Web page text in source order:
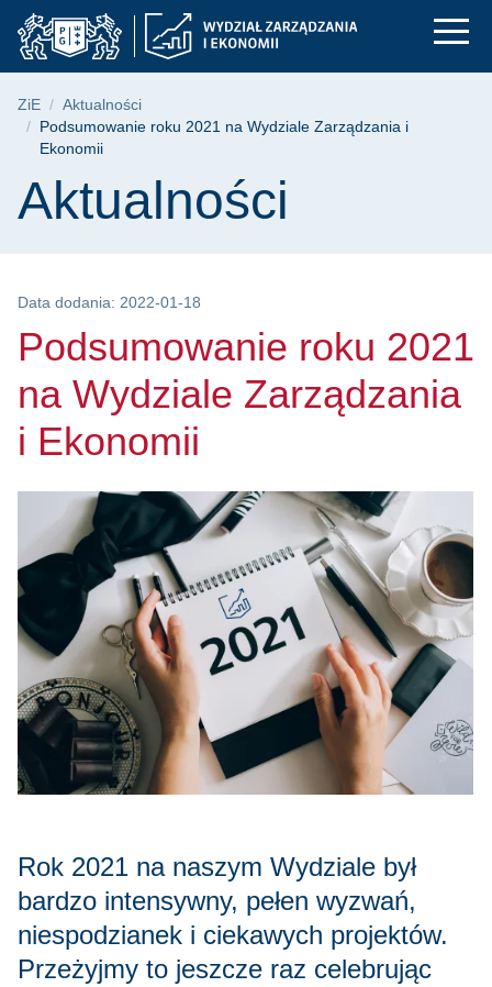
Przejdź
do
menu
Przejdź
do
wyszukiwarki
Przejdź
do
treści
Podsumowanie
Ścieżka nawigacyjna
ZiE
Aktualności
Podsumowanie roku 2021 na Wydziale Zarządzania i
Ekonomii
Treść strony
Aktualności
Data dodania: 2022-01-18
Podsumowanie roku 2021
na Wydziale Zarządzania
i Ekonomii
Rok 2021 na naszym Wydziale był
bardzo intensywny, pełen wyzwań,
niespodzianek i ciekawych projektów.
Przeżyjmy to jeszcze raz celebrując